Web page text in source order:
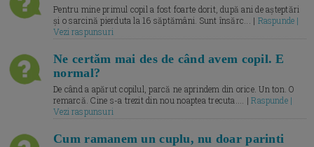
Pentru mine primul copil a fost foarte dorit, după ani de așteptări
și o sarcină pierduta la 16 săptămâni. Sunt însărc... | Raspunde |
Vezi raspunsuri
Ne certăm mai des de când avem copil. E
normal?
De când a apărut copilul, parcă ne aprindem din orice. Un ton. O
remarcă. Cine s-a trezit din nou noaptea trecuta.... |Raspunde |
Vezi raspunsuri
Cum ramanem un cuplu, nu doar parinti